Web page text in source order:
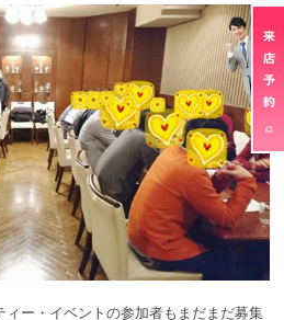
ィー・イベントの参加者もまだまだ募集